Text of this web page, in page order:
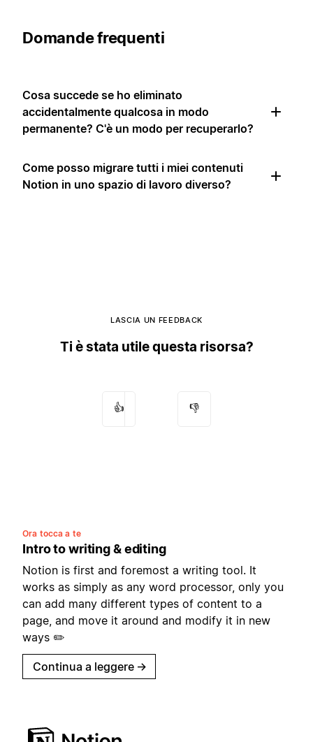
Domande frequenti
Cosa succede se ho eliminato
accidentalmente qualcosa in modo
permanente? C'è un modo per recuperarlo?
Come posso migrare tutti i miei contenuti
Notion in uno spazio di lavoro diverso?
LASCIA UN FEEDBACK
Ti è stata utile questa risorsa?
👍 👎
Ora tocca a te
Intro to writing & editing
Notion is first and foremost a writing tool. It
works as simply as any word processor, only you
can add many different types of content to a
page, and move it around and modify it in new
ways ✏️
Continua a leggere →